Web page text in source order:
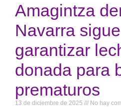
Amagintza
Navarra
garantizar
donada para
prematuros
13 de diciembre de 2025 No hay